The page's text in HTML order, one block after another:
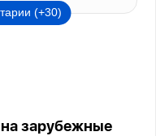
(+30)
зарубежные